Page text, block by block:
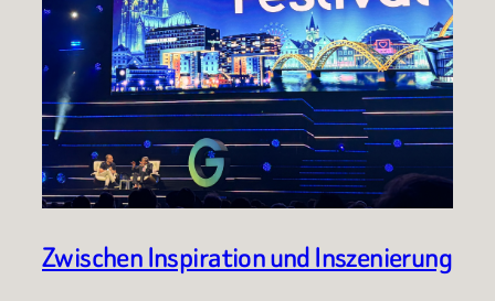
Zwischen Inspiration und Inszenierung